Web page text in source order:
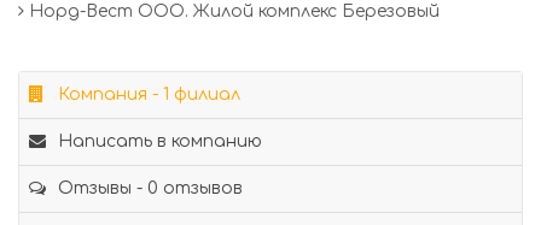
Норд-Вест ООО. Жилой комплекс Березовый
Компания - 1 филиал
Написать в компанию
Отзывы - 0 отзывов